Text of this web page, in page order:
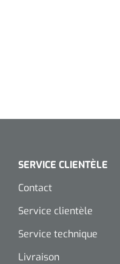
SERVICE CLIENTÈLE
Contact
Service clientèle
Service technique
Livraison